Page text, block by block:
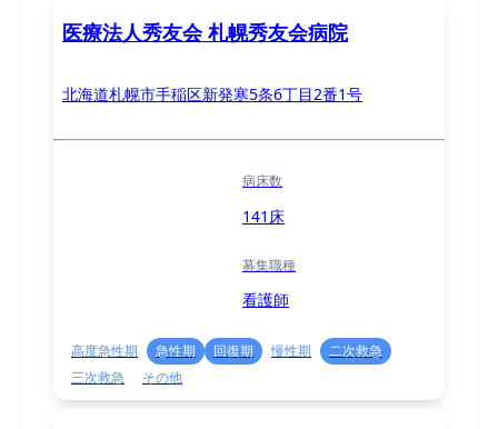
医療法人秀友会 札幌秀友会病院
北海道札幌市手稲区新発寒5条6丁目2番1号
病床数
141床
募集職種
看護師
高度急性期 急性期 回復期 慢性期
二次救急
三次救急
その他